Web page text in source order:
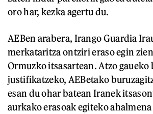
oro har, kezka agertu du.
AEBen arabera, Irango Guardia
merkataritza ontziri eraso egin
Ormuzko itsasartean. Atzo
justifikatzeko, AEBetako
esan du ohar batean Iranek
aurkako erasoak egiteko